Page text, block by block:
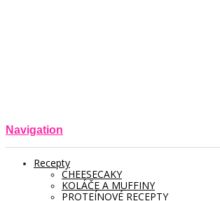
Navigation
Recepty
CHEESECAKY
KOLÁČE A MUFFINY
PROTEÍNOVÉ RECEPTY